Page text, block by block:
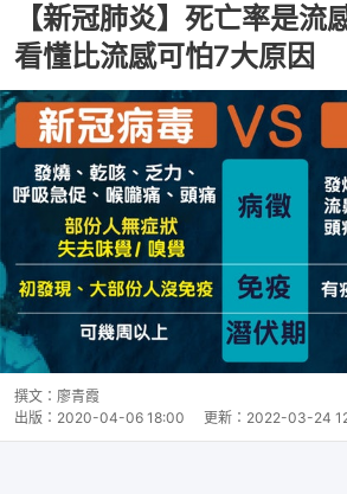
【新冠肺炎】死亡率是流
看懂比流感可怕7大原因
撰文： 廖青霞
出版： 2020-04-06 18:00 更新： 2022-03-24